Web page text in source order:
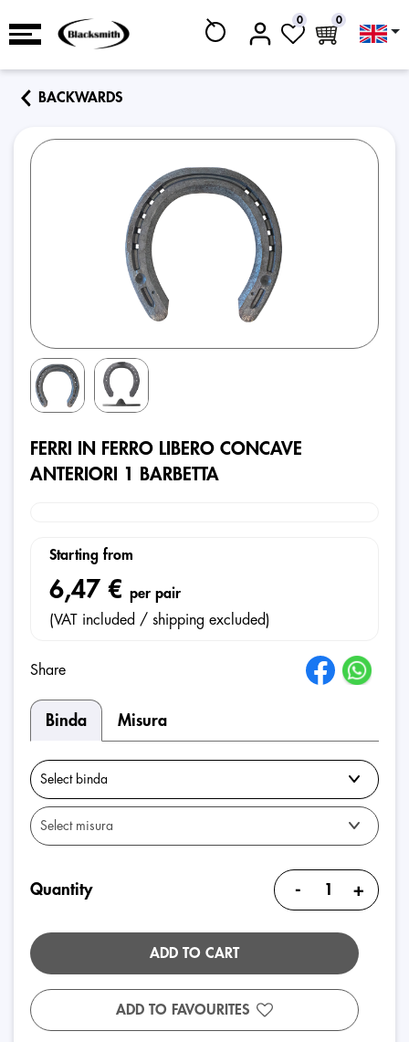
0 0
BACKWARDS
FERRI IN FERRO LIBERO CONCAVE
ANTERIORI 1 BARBETTA
Starting from
6,47 € per pair
(VAT included / shipping excluded)
Share
Binda Misura
Quantity - +
ADD TO CART
ADD TO FAVOURITES